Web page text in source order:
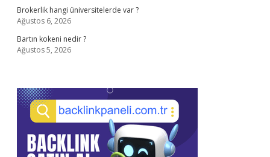
Brokerlik hangi üniversitelerde var ?
Ağustos 6, 2026
Bartın kokeni nedir ?
Ağustos 5, 2026